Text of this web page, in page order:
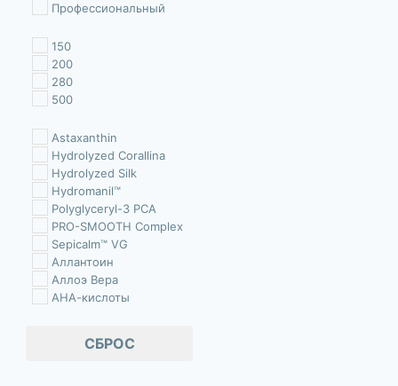
Профессиональный
150
200
280
500
Astaxanthin
Hydrolyzed Corallina
Hydrolyzed Silk
Hydromanil™
Polyglyceryl-3 PCA
PRO-SMOOTH Complex
Sepicalm™ VG
Аллантоин
Аллоэ Вера
АНА-кислоты
Витамин ВСБРОС